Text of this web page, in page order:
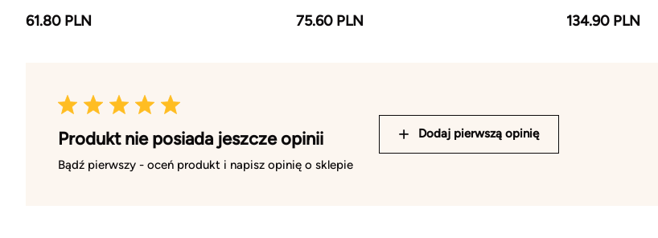
61.80 PLN 75.60 PLN 134.90 PLN
Produkt nie posiada jeszcze opinii
Bądź pierwszy - oceń produkt i napisz opinię o sklepie
Dodaj pierwszą opinię